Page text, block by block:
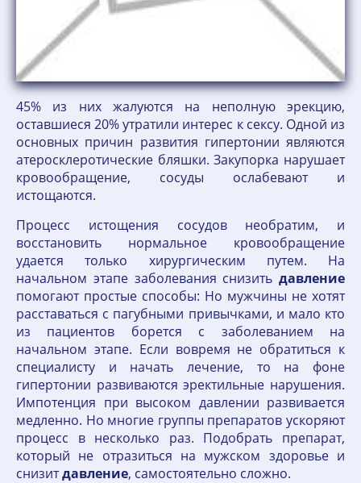
45% из них жалуются на неполную эрекцию,
оставшиеся 20% утратили интерес к сексу. Одной из
основных причин развития гипертонии являются
атеросклеротические бляшки. Закупорка нарушает
кровообращение, сосуды ослабевают и
истощаются.
Процесс истощения сосудов необратим, и
восстановить нормальное кровообращение
удается только хирургическим путем. На
начальном этапе заболевания снизить давление
помогают простые способы: Но мужчины не хотят
расставаться с пагубными привычками, и мало кто
из пациентов борется с заболеванием на
начальном этапе. Если вовремя не обратиться к
специалисту и начать лечение, то на фоне
гипертонии развиваются эректильные нарушения.
Импотенция при высоком давлении развивается
медленно. Но многие группы препаратов ускоряют
процесс в несколько раз. Подобрать препарат,
который не отразиться на мужском здоровье и
снизитдавление, самостоятельно сложно.